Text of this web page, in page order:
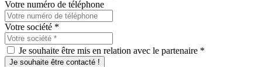
Votre numéro de téléphone
Votre société *
Je souhaite être mis en relation avec le partenaire *
Je souhaite être contacté !